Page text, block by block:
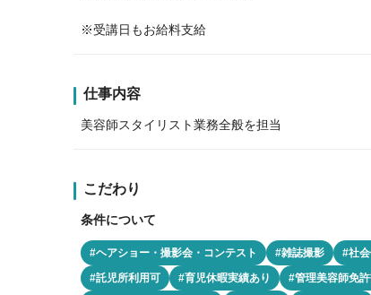
※受講日もお給料支給
仕事内容
美容師スタイリスト業務全般を担当
こだわり
条件について
#ヘアショー・撮影会・コンテスト #雑誌撮影 #社
#託児所利用可
#育児休暇実績あり #管理美容師免